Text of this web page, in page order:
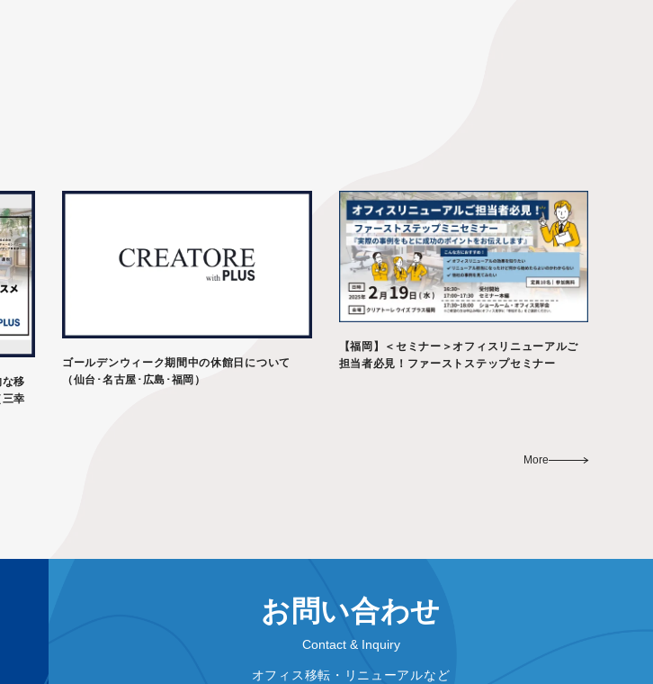
移
幸
ゴールデンウィーク期間中の休館日について
（仙台･名古屋･広島･福岡）
【福岡】＜セミナー＞オフィスリニューアルご
担当者必見！ファーストステップセミナー
More
お問い合わせ
Contact & Inquiry
オフィス移転・リニューアルなど